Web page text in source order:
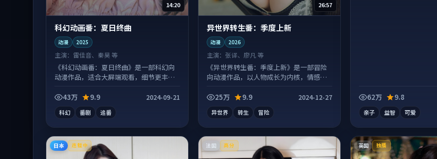
14:20
科幻动画番：夏日终曲
动漫 2025
主演： 雷佳音、秦昊 等
《科幻动画番：夏日终曲》是一部科幻向
动漫作品，适合大屏端观看，细节更丰
43万
9.9 2024-09-21
科幻 番剧 追番
26:57
异世界转生番：季度上新
动漫 2026
主演： 张译、廖凡 等
《异世界转生番：季度上新》是一部冒险
向动漫作品，以人物成长为内核，情感戏
25万
9.9 2024-12-27
异世界 转生 冒险
62万 9.8
亲子 益智 可爱
日本 连载中 法国 高分 英国 独播